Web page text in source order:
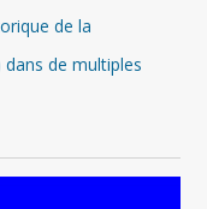
de la
dans de multiples